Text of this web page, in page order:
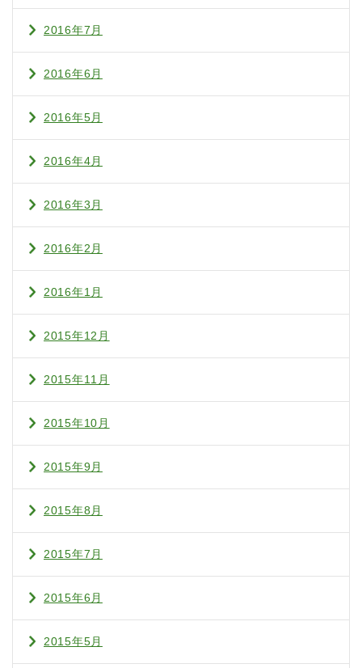
2016年7月
2016年6月
2016年5月
2016年4月
2016年3月
2016年2月
2016年1月
2015年12月
2015年11月
2015年10月
2015年9月
2015年8月
2015年7月
2015年6月
2015年5月